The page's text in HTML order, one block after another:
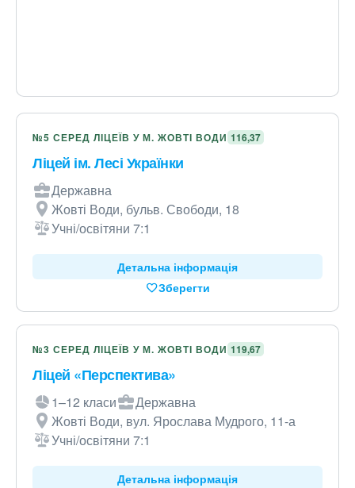
№5 СЕРЕД ЛІЦЕЇВ У М. ЖОВТІ ВОДИ 116,37
Ліцей ім. Лесі Українки
Державна
Жовті Води, бульв. Свободи, 18
Учні/освітяни 7:1
Детальна інформація
Зберегти
№3 СЕРЕД ЛІЦЕЇВ У М. ЖОВТІ ВОДИ 119,67
Ліцей «Перспектива»
1–12 класи
Державна
Жовті Води, вул. Ярослава Мудрого, 11-а
Учні/освітяни 7:1
Детальна інформація